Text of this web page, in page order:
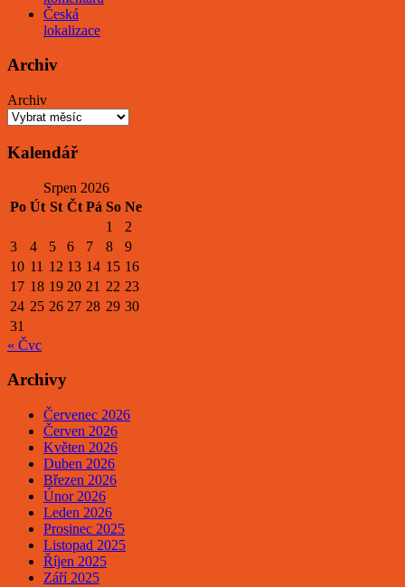
Česká
lokalizace
Archiv
Archiv
Kalendář
Srpen 2026
Po Út St Čt Pá So Ne
1
2
3
4 5 6 7 8
9
10 11 12 13 14 15 16
17 18 19 20 21 22 23
24 25 26 27 28 29 30
31
« Čvc
Archivy
Červenec 2026
Červen 2026
Květen 2026
Duben 2026
Březen 2026
Únor 2026
Leden 2026
Prosinec 2025
Listopad 2025
Říjen 2025
Září 2025